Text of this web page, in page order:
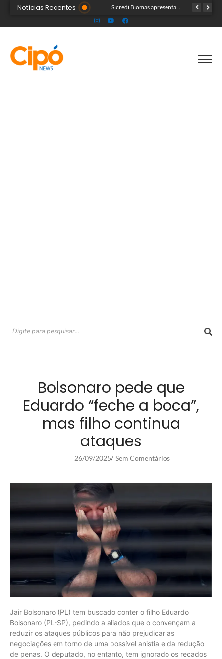
Notícias Recentes Acre segue em alerta para casos de síndrome respiratória aguda grave, aponta Fiocruz
Bolsonaro pede que
Eduardo “feche a boca”,
mas filho continua
ataques
26/09/2025/ Sem Comentários
Jair Bolsonaro (PL) tem buscado conter o filho Eduardo
Bolsonaro (PL-SP), pedindo a aliados que o convençam a
reduzir os ataques públicos para não prejudicar as
negociações em torno de uma possível anistia e da redução
de penas. O deputado, no entanto, tem ignorado os recados